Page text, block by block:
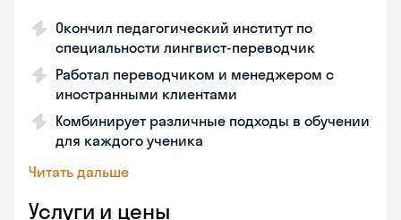
Окончил педагогический институт по
специальности лингвист-переводчик
Работал переводчиком и менеджером с
иностранными клиентами
Комбинирует различные подходы в обучении
для каждого ученика
Читать дальше
Услуги и цены